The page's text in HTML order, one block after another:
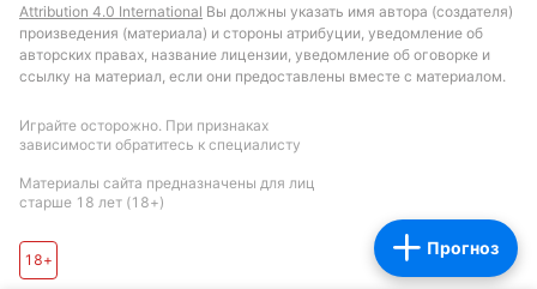
Прогноз
Attribution 4.0 International Вы должны указать имя автора (создателя)
произведения (материала) и стороны атрибуции, уведомление об
авторских правах, название лицензии, уведомление об оговорке и
ссылку на материал, если они предоставлены вместе с материалом.
Играйте осторожно. При признаках
зависимости обратитесь к специалисту
Материалы сайта предназначены для лиц
старше 18 лет (18+)
18+